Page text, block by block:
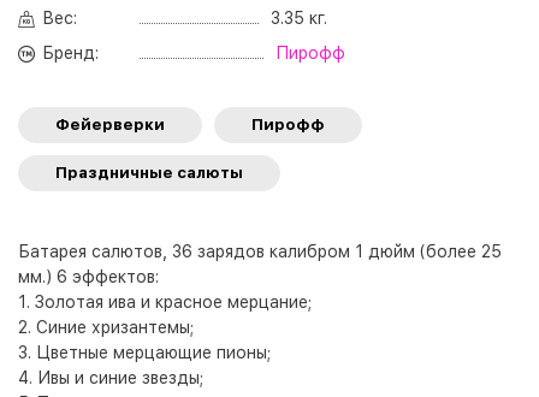
Вес:
3.35 кг.
Бренд:
Пирофф
Фейерверки Пирофф
Праздничные салюты
Батарея салютов, 36 зарядов калибром 1 дюйм (более 25
мм.) 6 эффектов:
1. Золотая ива и красное мерцание;
2. Синие хризантемы;
3. Цветные мерцающие пионы;
4. Ивы и синие звезды;